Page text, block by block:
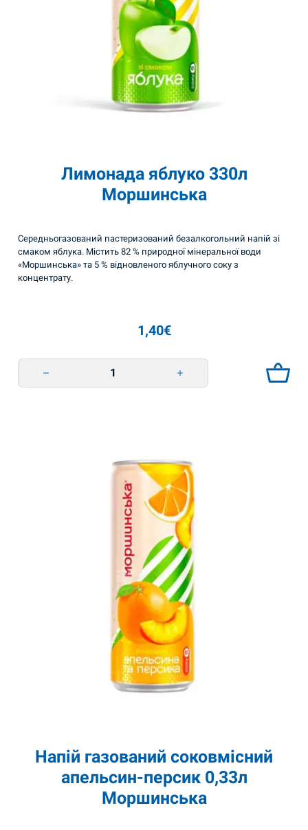
Лимонада яблуко 330л
Моршинська
Середньогазований пастеризований безалкогольний напій зі
смаком яблука. Містить 82 % природної мінеральної води
«Моршинська» та 5 % відновленого яблучного соку з
концентрату.
1,40€
Напій газований соковмісний
апельсин-персик 0,33л
Моршинська